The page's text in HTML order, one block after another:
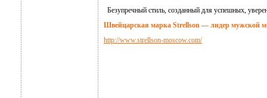
Безупречный стиль, созданный для успешных,
Швейцарская марка Strellson — лидер мужской
http://www.strellson-moscow.com/